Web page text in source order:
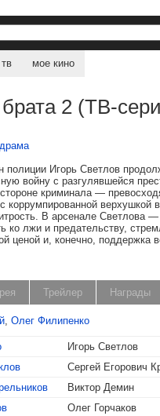
мое кино
брата 2 (ТВ-
полиции Игорь Светлов
войну с разгулявшейся
криминала —
коррумпированной верхушкой
В арсенале Светлова —
ко лжи и предательству,
ценой и, конечно, поддержка
Трейлер Награды
,Олег Филипенко
Игорь Светлов
Сергей Егорович
Виктор Демин
Олег Горчаков